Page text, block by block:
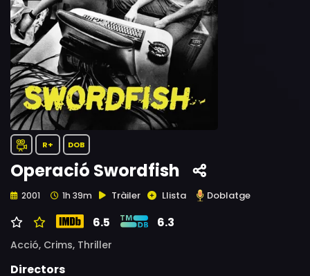
R+ DOB
Operació Swordfish
2001 1h 39m Tràiler Llista Doblatge
6.5 6.3
Acció, Crims, Thriller
Directors